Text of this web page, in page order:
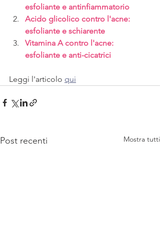
esfoliante e antinfiammatorio
Acido glicolico contro l'acne:
esfoliante e schiarente
Vitamina A contro l'acne:
esfoliante e anti-cicatrici
Leggi l'articolo qui
Post recenti Mostra tutti